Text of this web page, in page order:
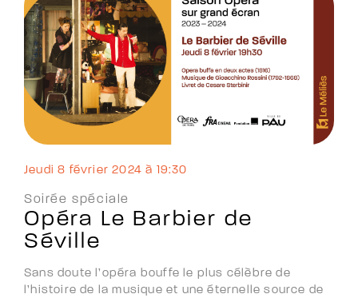
jeudi 8 février 2024 à 19:30
Soirée spéciale
Opéra Le Barbier de
Séville
Sans doute l’opéra bouffe le plus célèbre de
l’histoire de la musique et une éternelle source de